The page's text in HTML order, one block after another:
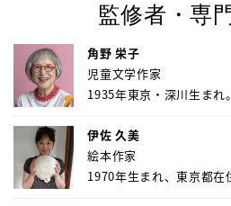
監修者・専
角野 栄子
児童文学作家
1935年東京・深川生ま
伊佐 久美
絵本作家
1970年生まれ、東京都